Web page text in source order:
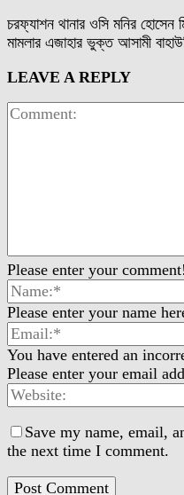
চরফ্যাশন থানার ওসি মনির হোসেন
মামলার এজাহার ভুক্ত আসামী
LEAVE A REPLY
Please enter your comment!
Please enter your name
You have entered an
Please enter your email
Save my name, email,
the next time I comment.